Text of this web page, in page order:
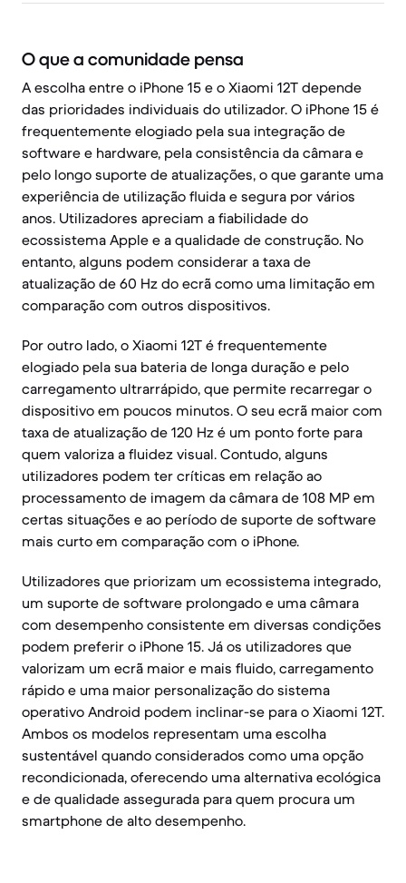
O que a comunidade pensa
A escolha entre o iPhone 15 e o Xiaomi 12T depende
das prioridades individuais do utilizador. O iPhone 15 é
frequentemente elogiado pela sua integração de
software e hardware, pela consistência da câmara e
pelo longo suporte de atualizações, o que garante uma
experiência de utilização fluida e segura por vários
anos. Utilizadores apreciam a fiabilidade do
ecossistema Apple e a qualidade de construção. No
entanto, alguns podem considerar a taxa de
atualização de 60 Hz do ecrã como uma limitação em
comparação com outros dispositivos.
Por outro lado, o Xiaomi 12T é frequentemente
elogiado pela sua bateria de longa duração e pelo
carregamento ultrarrápido, que permite recarregar o
dispositivo em poucos minutos. O seu ecrã maior com
taxa de atualização de 120 Hz é um ponto forte para
quem valoriza a fluidez visual. Contudo, alguns
utilizadores podem ter críticas em relação ao
processamento de imagem da câmara de 108 MP em
certas situações e ao período de suporte de software
mais curto em comparação com o iPhone.
Utilizadores que priorizam um ecossistema integrado,
um suporte de software prolongado e uma câmara
com desempenho consistente em diversas condições
podem preferir o iPhone 15. Já os utilizadores que
valorizam um ecrã maior e mais fluido, carregamento
rápido e uma maior personalização do sistema
operativo Android podem inclinar-se para o Xiaomi 12T.
Ambos os modelos representam uma escolha
sustentável quando considerados como uma opção
recondicionada, oferecendo uma alternativa ecológica
e de qualidade assegurada para quem procura um
smartphone de alto desempenho.